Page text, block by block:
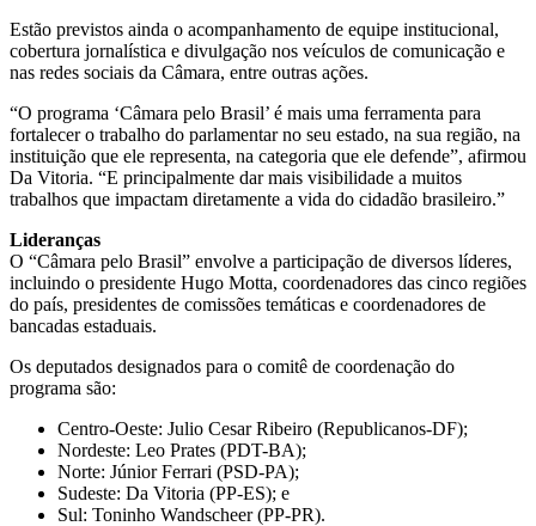
Estão previstos ainda o acompanhamento de equipe institucional,
cobertura jornalística e divulgação nos veículos de comunicação e
nas redes sociais da Câmara, entre outras ações.
“O programa ‘Câmara pelo Brasil’ é mais uma ferramenta para
fortalecer o trabalho do parlamentar no seu estado, na sua região, na
instituição que ele representa, na categoria que ele defende”, afirmou
Da Vitoria. “E principalmente dar mais visibilidade a muitos
trabalhos que impactam diretamente a vida do cidadão brasileiro.”
Lideranças
O “Câmara pelo Brasil” envolve a participação de diversos líderes,
incluindo o presidente Hugo Motta, coordenadores das cinco regiões
do país, presidentes de comissões temáticas e coordenadores de
bancadas estaduais.
Os deputados designados para o comitê de coordenação do
programa são:
Centro-Oeste: Julio Cesar Ribeiro (Republicanos-DF);
Nordeste: Leo Prates (PDT-BA);
Norte: Júnior Ferrari (PSD-PA);
Sudeste: Da Vitoria (PP-ES); e
Sul: Toninho Wandscheer (PP-PR).